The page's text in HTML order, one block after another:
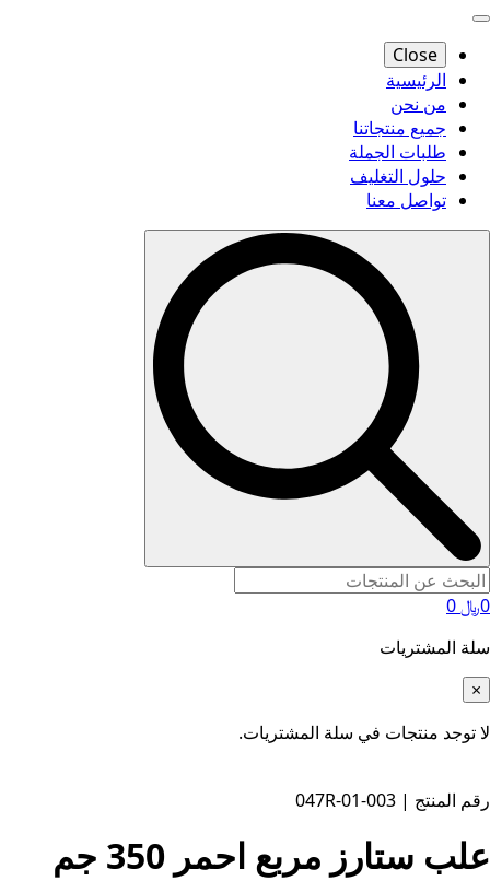
Close
الرئيسية
من نحن
جميع منتجاتنا
طلبات الجملة
حلول التغليف
تواصل معنا
Search
0﷼0
سلة المشتريات
×
لا توجد منتجات في سلة المشتريات.
رقم المنتج | 003-01-047R
علب ستارز مربع احمر 350 جم